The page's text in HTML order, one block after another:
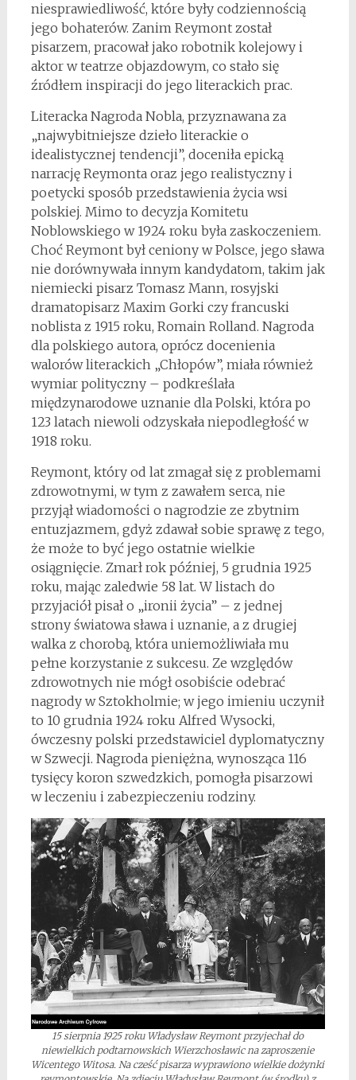
niesprawiedliwość, które były codziennością
jego bohaterów. Zanim Reymont został
pisarzem, pracował jako robotnik kolejowy i
aktor w teatrze objazdowym, co stało się
źródłem inspiracji do jego literackich prac.
Literacka Nagroda Nobla, przyznawana za
„najwybitniejsze dzieło literackie o
idealistycznej tendencji”, doceniła epicką
narrację Reymonta oraz jego realistyczny i
poetycki sposób przedstawienia życia wsi
polskiej. Mimo to decyzja Komitetu
Noblowskiego w 1924 roku była zaskoczeniem.
Choć Reymont był ceniony w Polsce, jego sława
nie dorównywała innym kandydatom, takim jak
niemiecki pisarz Tomasz Mann, rosyjski
dramatopisarz Maxim Gorki czy francuski
noblista z 1915 roku, Romain Rolland. Nagroda
dla polskiego autora, oprócz docenienia
walorów literackich „Chłopów”, miała również
wymiar polityczny – podkreślała
międzynarodowe uznanie dla Polski, która po
123 latach niewoli odzyskała niepodległość w
1918 roku.
Reymont, który od lat zmagał się z problemami
zdrowotnymi, w tym z zawałem serca, nie
przyjął wiadomości o nagrodzie ze zbytnim
entuzjazmem, gdyż zdawał sobie sprawę z tego,
że może to być jego ostatnie wielkie
osiągnięcie. Zmarł rok później, 5 grudnia 1925
roku, mając zaledwie 58 lat. W listach do
przyjaciół pisał o „ironii życia” – z jednej
strony światowa sława i uznanie, a z drugiej
walka z chorobą, która uniemożliwiała mu
pełne korzystanie z sukcesu. Ze względów
zdrowotnych nie mógł osobiście odebrać
nagrody w Sztokholmie; w jego imieniu uczynił
to 10 grudnia 1924 roku Alfred Wysocki,
ówczesny polski przedstawiciel dyplomatyczny
w Szwecji. Nagroda pieniężna, wynosząca 116
tysięcy koron szwedzkich, pomogła pisarzowi
w leczeniu i zabezpieczeniu rodziny.
15 sierpnia 1925 roku Władysław Reymont przyjechał do
niewielkich podtarnowskich Wierzchosławic na zaproszenie
Wicentego Witosa. Na cześć pisarza wyprawiono wielkie dożynki